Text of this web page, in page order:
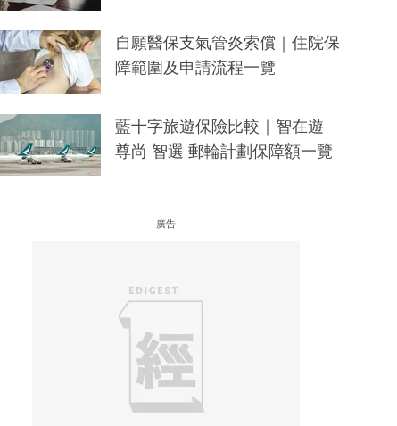
自願醫保支氣管炎索償｜住院保
障範圍及申請流程一覽
藍十字旅遊保險比較｜智在遊
尊尚 智選 郵輪計劃保障額一覽
廣告